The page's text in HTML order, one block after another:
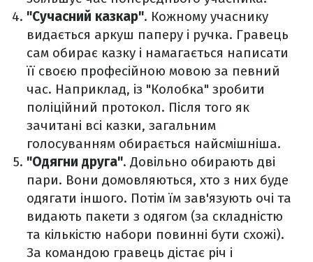
"Сучасний казкар". Кожному учаснику
видається аркуш паперу і ручка. Гравець
сам обирає казку і намагається написати
її своєю професійною мовою за певний
час. Наприклад, із "Колобка" зробити
поліційний протокол. Після того як
зачитані всі казки, загальним
голосуванням обирається найсмішніша.
"Одягни друга". Довільно обирають дві
пари. Вони домовляються, хто з них буде
одягати іншого. Потім їм зав'язують очі та
видають пакети з одягом (за складністю
та кількістю набори повинні бути схожі).
За командою гравець дістає річ і